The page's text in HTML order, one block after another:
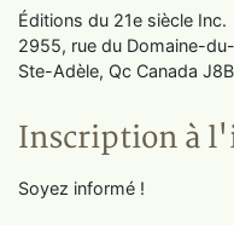
Éditions du 21e siècle Inc.
2955, rue du Domaine-
Ste-Adèle, Qc Canada
Inscription à
Soyez informé !